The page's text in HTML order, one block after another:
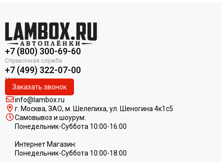
+7 (800) 300-69-60
+7 (499) 322-07-00
Заказать звонок
info@lambox.ru
г. Москва, ЗАО, м. Шелепиха, ул. Шеногина 4к1c5
Самовывоз и шоурум:
Понедельник-Суббота 10:00-16:00
Интернет Магазин:
Понедельник-Суббота 10:00-18:00